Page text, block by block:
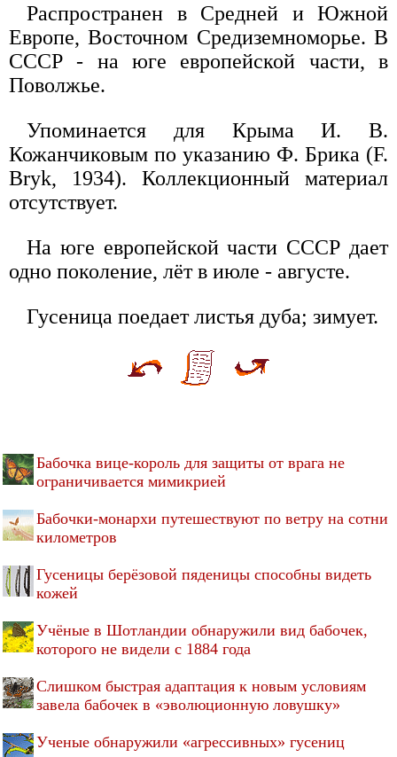
Распространен в Средней и Южной
Европе, Восточном Средиземноморье. В
СССР - на юге европейской части, в
Поволжье.
Упоминается для Крыма И. В.
Кожанчиковым по указанию Ф. Брика (F.
Bryk, 1934). Коллекционный материал
отсутствует.
На юге европейской части СССР дает
одно поколение, лёт в июле - августе.
Гусеница поедает листья дуба; зимует.
Бабочка вице-король для защиты от врага не
ограничивается мимикрией
Бабочки-монархи путешествуют по ветру на сотни
километров
Гусеницы берёзовой пяденицы способны видеть
кожей
Учёные в Шотландии обнаружили вид бабочек,
которого не видели с 1884 года
Слишком быстрая адаптация к новым условиям
завела бабочек в «эволюционную ловушку»
Ученые обнаружили «агрессивных» гусениц